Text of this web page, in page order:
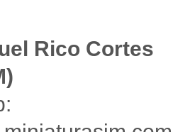
Rico Cortes